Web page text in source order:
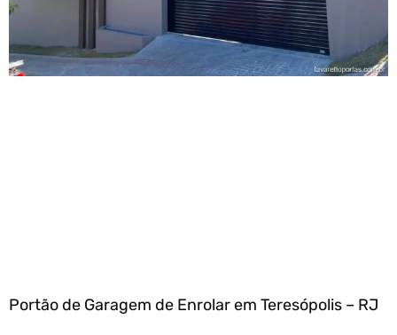
Portão de Garagem de Enrolar em Teresópolis – RJ